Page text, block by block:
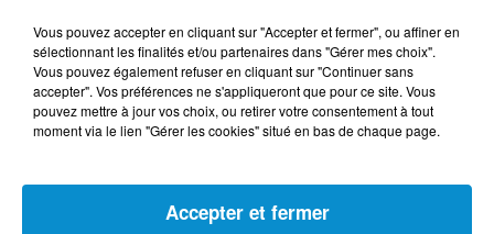
23 juillet 2026
Les Zinformés - 23/07/26
Vous pouvez accepter en cliquant sur "Accepter et fermer", ou affiner en
sélectionnant les finalités et/ou partenaires dans "Gérer mes choix".
Vous pouvez également refuser en cliquant sur "Continuer sans
accepter". Vos préférences ne s'appliqueront que pour ce site. Vous
pouvez mettre à jour vos choix, ou retirer votre consentement à tout
moment via le lien "Gérer les cookies" situé en bas de chaque page.
Accepter et fermer